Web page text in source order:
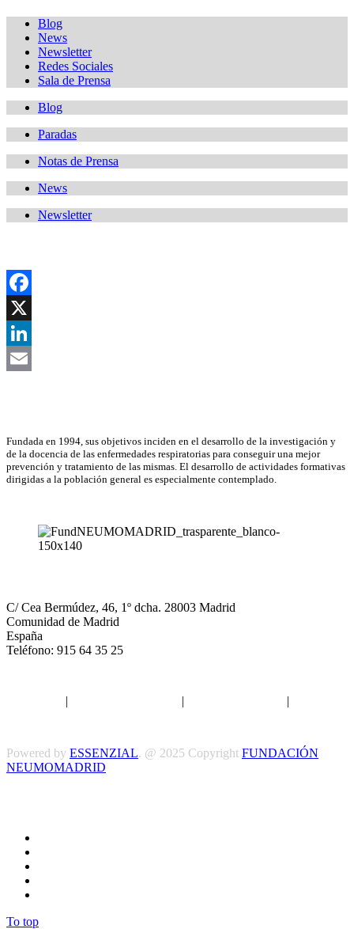
Blog
News
Newsletter
Redes Sociales
Sala de Prensa
Blog
Paradas
Notas de Prensa
News
Newsletter
Facebook
X
LinkedIn
Fundada en 1994, sus objetivos inciden en el desarrollo de la investigación y
de la docencia de las enfermedades respiratorias para conseguir una mejor
prevención y tratamiento de las mismas. El desarrollo de actividades formativas
dirigidas a la población general es especialmente contemplado.
C/ Cea Bermúdez, 46, 1º dcha. 28003 Madrid
Comunidad de Madrid
España
Teléfono: 915 64 35 25
| | |
Powered by ESSENZIAL. @ 2025 Copyright FUNDACIÓN
NEUMOMADRID
To top